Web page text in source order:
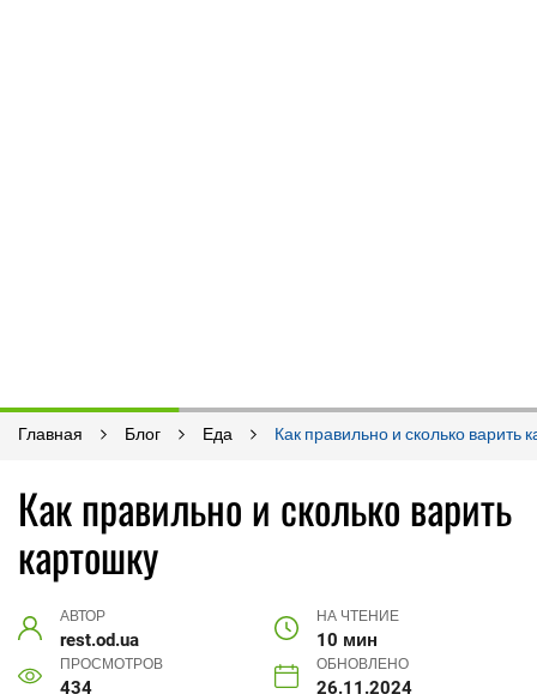
Главная Блог Еда Как правильно и сколько варить
Как правильно и сколько варить
картошку
АВТОР
rest.od.ua
НА ЧТЕНИЕ
10 мин
ПРОСМОТРОВ
434
ОБНОВЛЕНО
26.11.2024